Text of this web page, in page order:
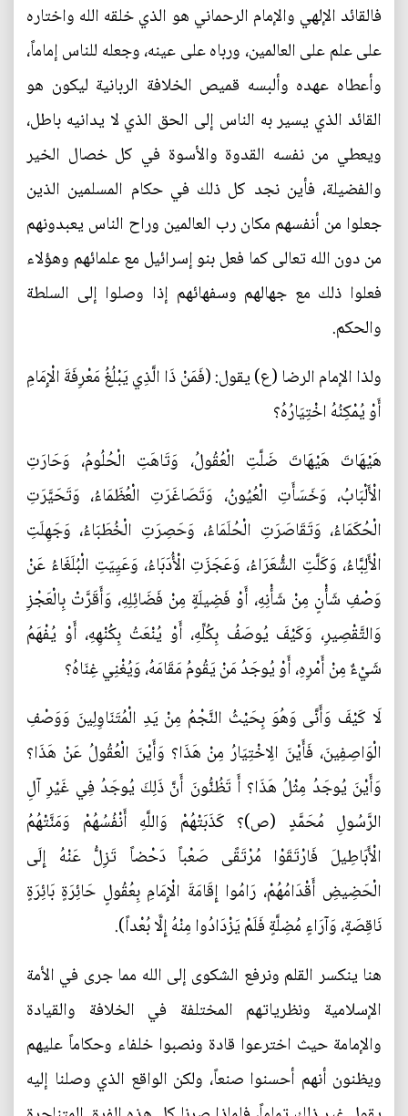
فالقائد الإلهي والإمام الرحماني هو الذي خلقه الله واختاره
على علم على العالمين، ورباه على عينه، وجعله للناس إماماً،
وأعطاه عهده وألبسه قميص الخلافة الربانية ليكون هو
القائد الذي يسير به الناس إلى الحق الذي لا يدانيه باطل،
ويعطي من نفسه القدوة والأسوة في كل خصال الخير
والفضيلة، فأين نجد كل ذلك في حكام المسلمين الذين
جعلوا من أنفسهم مكان رب العالمين وراح الناس يعبدونهم
من دون الله تعالى كما فعل بنو إسرائيل مع علمائهم وهؤلاء
فعلوا ذلك مع جهالهم وسفهائهم إذا وصلوا إلى السلطة
والحكم.
ولذا الإمام الرضا (ع) يقول: (فَمَنْ ذَا الَّذِي يَبْلُغُ مَعْرِفَةَ الْإِمَامِ
أَوْ يُمْكِنُهُ اخْتِيَارُهُ؟
هَيْهَاتَ هَيْهَاتَ ضَلَّتِ الْعُقُولُ، وَتَاهَتِ الْحُلُومُ، وَحَارَتِ
الْأَلْبَابُ، وَخَسَأَتِ الْعُيُونُ‌، وَتَصَاغَرَتِ الْعُظَمَاءُ، وَتَحَيَّرَتِ
الْحُكَمَاءُ، وَتَقَاصَرَتِ الْحُلَمَاءُ، وَحَصِرَتِ الْخُطَبَاءُ، وَجَهِلَتِ
الْأَلِبَّاءُ، وَكَلَّتِ الشُّعَرَاءُ، وَعَجَزَتِ الْأُدَبَاءُ، وَعَيِيَتِ الْبُلَغَاءُ عَنْ
وَصْفِ شَأْنٍ مِنْ شَأْنِهِ، أَوْ فَضِيلَةٍ مِنْ فَضَائِلِهِ، وَأَقَرَّتْ بِالْعَجْزِ
وَالتَّقْصِيرِ، وَكَيْفَ يُوصَفُ بِكُلِّهِ، أَوْ يُنْعَتُ بِكُنْهِهِ، أَوْ يُفْهَمُ
شَيْ‌ءٌ مِنْ أَمْرِهِ، أَوْ يُوجَدُ مَنْ يَقُومُ مَقَامَهُ، وَيُغْنِي غِنَاهُ؟
لَا كَيْفَ وَأَنَّى وَهُوَ بِحَيْثُ النَّجْمُ مِنْ يَدِ الْمُتَنَاوِلِينَ وَوَصْفِ
الْوَاصِفِينَ، فَأَيْنَ الِاخْتِيَارُ مِنْ هَذَا؟ وَأَيْنَ الْعُقُولُ عَنْ هَذَا؟
وَأَيْنَ يُوجَدُ مِثْلُ هَذَا؟ أَ تَظُنُّونَ أَنَّ ذَلِكَ يُوجَدُ فِي غَيْرِ آلِ
الرَّسُولِ مُحَمَّدٍ (ص)؟ كَذَبَتْهُمْ وَاللَّهِ أَنْفُسُهُمْ وَمَنَّتْهُمُ
الْأَبَاطِيلَ‌ فَارْتَقَوْا مُرْتَقًى صَعْباً دَحْضاً تَزِلُّ عَنْهُ إِلَى
الْحَضِيضِ أَقْدَامُهُمْ، رَامُوا إِقَامَةَ الْإِمَامِ بِعُقُولٍ حَائِرَةٍ بَائِرَةٍ
نَاقِصَةٍ، وَآرَاءٍ مُضِلَّةٍ فَلَمْ يَزْدَادُوا مِنْهُ إِلَّا بُعْداً).
هنا ينكسر القلم ونرفع الشكوى إلى الله مما جرى في الأمة
الإسلامية ونظرياتهم المختلفة في الخلافة والقيادة
والإمامة حيث اخترعوا قادة ونصبوا خلفاء وحكاماً عليهم
ويظنون أنهم أحسنوا صنعاً، ولكن الواقع الذي وصلنا إليه